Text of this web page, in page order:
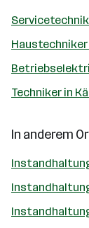
Techniker in
In anderem